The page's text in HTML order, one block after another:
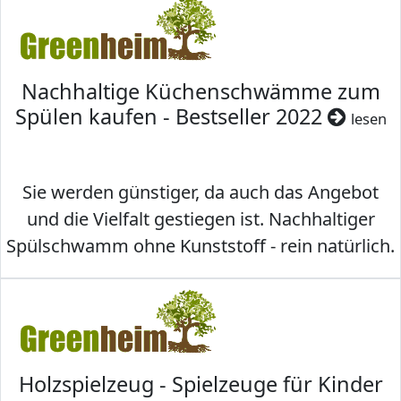
Nachhaltige Küchenschwämme zum
Spülen kaufen - Bestseller 2022
lesen
Sie werden günstiger, da auch das Angebot
und die Vielfalt gestiegen ist. Nachhaltiger
Spülschwamm ohne Kunststoff - rein natürlich.
Holzspielzeug - Spielzeuge für Kinder